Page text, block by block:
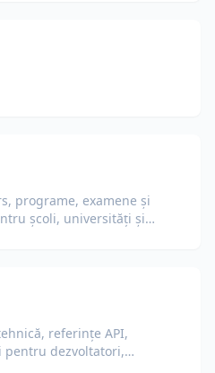
programe, examene și
școli, universități și
referințe API,
dezvoltatori,